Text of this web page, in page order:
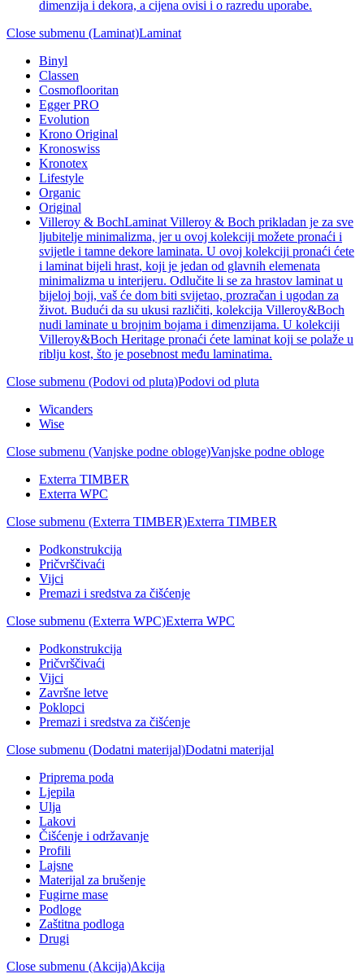
dimenzija i dekora, a cijena ovisi i o razredu uporabe.
Close submenu (Laminat)Laminat
Binyl
Classen
Cosmoflooritan
Egger PRO
Evolution
Krono Original
Kronoswiss
Kronotex
Lifestyle
Organic
Original
Villeroy & BochLaminat Villeroy & Boch prikladan je za sve
ljubitelje minimalizma, jer u ovoj kolekciji možete pronaći i
svijetle i tamne dekore laminata. U ovoj kolekciji pronaći ćete
i laminat bijeli hrast, koji je jedan od glavnih elemenata
minimalizma u interijeru. Odlučite li se za hrastov laminat u
bijeloj boji, vaš će dom biti svijetao, prozračan i ugodan za
život. Budući da su ukusi različiti, kolekcija Villeroy&Boch
nudi laminate u brojnim bojama i dimenzijama. U kolekciji
Villeroy&Boch Heritage pronaći ćete laminat koji se polaže u
riblju kost, što je posebnost među laminatima.
Close submenu (Podovi od pluta)Podovi od pluta
Wicanders
Wise
Close submenu (Vanjske podne obloge)Vanjske podne obloge
Exterra TIMBER
Exterra WPC
Close submenu (Exterra TIMBER)Exterra TIMBER
Podkonstrukcija
Pričvrščivaći
Vijci
Premazi i sredstva za čišćenje
Close submenu (Exterra WPC)Exterra WPC
Podkonstrukcija
Pričvrščivaći
Vijci
Završne letve
Poklopci
Premazi i sredstva za čišćenje
Close submenu (Dodatni materijal)Dodatni materijal
Priprema poda
Ljepila
Ulja
Lakovi
Čišćenje i održavanje
Profili
Lajsne
Materijal za brušenje
Fugirne mase
Podloge
Zaštitna podloga
Drugi
Close submenu (Akcija)Akcija